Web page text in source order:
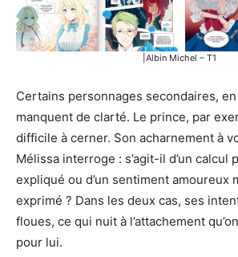
|Albin Michel – T1
Certains personnages secondaires,
manquent de clarté. Le prince, par
difficile à cerner. Son acharnement à
Mélissa interroge : s’agit-il d’un calcul
expliqué ou d’un sentiment amoureux
exprimé ? Dans les deux cas, ses
floues, ce qui nuit à l’attachement
pour lui.